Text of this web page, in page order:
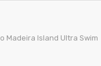
Madeira Island Ultra Swim